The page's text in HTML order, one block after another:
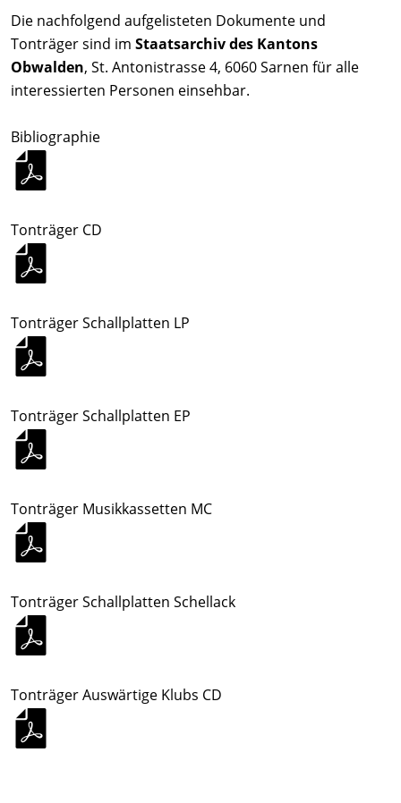
Die nachfolgend aufgelisteten Dokumente und
Tonträger sind im Staatsarchiv des Kantons
Obwalden, St. Antonistrasse 4, 6060 Sarnen für alle
interessierten Personen einsehbar.
Bibliographie
Tonträger CD
Tonträger Schallplatten LP
Tonträger Schallplatten EP
Tonträger Musikkassetten MC
Tonträger Schallplatten Schellack
Tonträger Auswärtige Klubs CD